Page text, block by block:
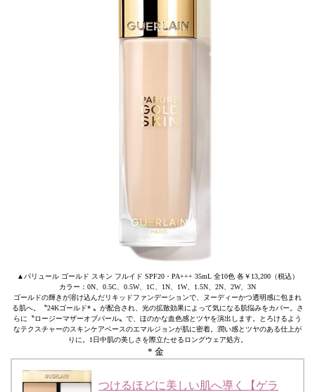
▲パリュール ゴールド スキン フルイド SPF20・PA+++ 35mL 全10色 各￥13,200（税込）
カラー：0N、0.5C、0.5W、1C、1N、1W、1.5N、2N、2W、3N
ゴールドの輝きが溶け込んだリキッドファンデーションで、ヌーディーかつ透明感に包まれ
る肌へ。〝24Kゴールド* 〟が配合され、光の拡散効果によって気になる肌悩みをカバー。さ
らに〝ロージーマザーオブパール〟で、ほのかな血色感とツヤを演出します。とろけるよう
なテクスチャーのスキンケアベースのエマルジョンが肌に密着。潤い感とツヤのある仕上が
りに。1日中肌の美しさを際立たせるロングウェア処方。
* 金
つけるほどに美しい肌へ導く【ゲラ